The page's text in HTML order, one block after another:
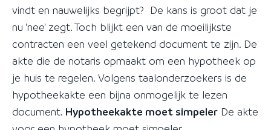
vindt en nauwelijks begrijpt? De kans is groot dat je
nu 'nee' zegt. Toch blijkt een van de moeilijkste
contracten een veel getekend document te zijn. De
akte die de notaris opmaakt om een hypotheek op
je huis te regelen. Volgens taalonderzoekers is de
hypotheekakte een bijna onmogelijk te lezen
document. Hypotheekakte moet simpeler De akte